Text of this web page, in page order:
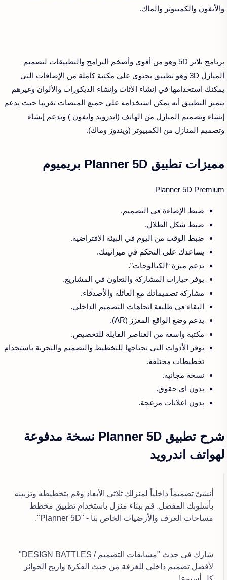
والأيفون والكمبيوتر والماك.
برنامج بلانر 5D وهو من أقوى وأضخم البرامج والتطبيقات لتصميم
المنازل 3D وهو تطبيق يحتوي علي مكتبة كاملة من الإضافات التي
يمكنك استخدامها في إنشاء الأثاث وإنشاء الديكورات والألوان وغيرهم
يتميز التطبيق أنه يمكن استخدامه علي جميع المنصات تقريبا حيث يدعم
إنشاء وتصميم المنازل من الهاتف (اندرويد وايفون ) ويدعم إنشاء
وتصميم المنازل من الكمبيوتر (ويندوز وماك).
مميزات تطبيق Planner 5D بريميوم
Planner 5D Premium
ضبط الإضاءة في التصميم.
ضبط شكل الظلال.
ضبط الوقت من اليوم في البيئة الافتراضية.
يساعدك على التحكم في ميزانيتك.
يدعم ميزة “الكتالوجات”.
يوفر خيارات المشاركة والتعاون في المشاريع.
مشاركة تصميماتك مع العائلة والأصدقاء.
البقاء في طليعة اتجاهات التصميم الداخلي.
يدعم وضع الواقع المعزز (AR).
مكتبة واسعة من العناصر القابلة للتخصيص.
يوفر الأدوات التي تحتاجها للتخطيط والتصميم والتجربة باستخدام
تخطيطات مختلفة.
نسخة مجانية.
بدون اي حقوق.
بدون اعلانات مزعجة.
شرح تطبيق Planner 5D نسخة مدفوعة
لهواتف اندرويد
أنشئ تصميماً داخلياً لمنزلك ثلاثي الأبعاد وقم بتخطيطه وتزيينه
بأسلوبك المفضل. قم ببناء منزل باستخدام تطبيق مخطط
مساحات الغرف والأرضيات الخاص بنا - "Planner 5D".
شارك في حدث "مسابقات التصميم / DESIGN BATTLES"
لأفضل تصميم داخلي للغرفة من حيث الفكرة واربح الجوائز